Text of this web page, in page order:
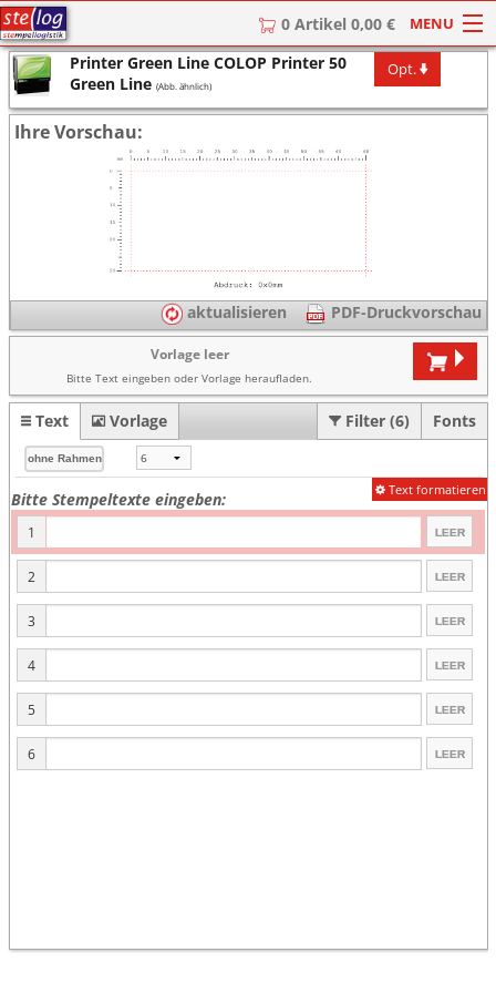
0 Artikel 0,00 € MENU
HOME
Stempel
Stempel-Textplatten
Stempelzubehör
Printer Green Line COLOP Printer 50
Green Line (Abb. ähnlich)
Opt.
Ihre Vorschau:
aktualisieren PDF-Druckvorschau
Vorlage leer
Bitte Text eingeben oder Vorlage heraufladen.
Text Vorlage Fonts
Filter (6)
Bitte Stempeltexte eingeben:
1
2
3
4
5
6
Text formatieren